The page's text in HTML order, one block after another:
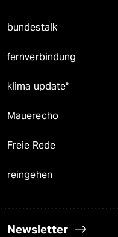
bundestalk
fernverbindung
klima update°
Mauerecho
Freie Rede
reingehen
Newsletter